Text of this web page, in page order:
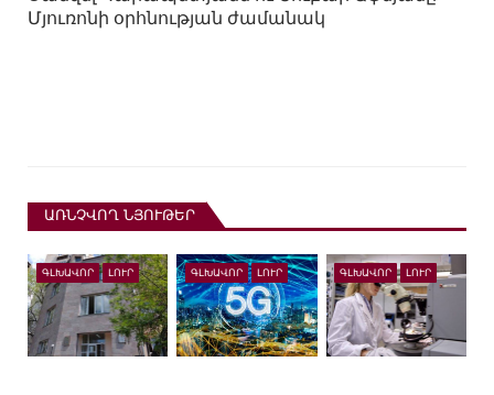
Մյուռոնի օրհնության ժամանակ
ԱՌՆՉՎՈՂ ՆՅՈՒԹԵՐ
ԳԼԽԱՎՈՐ ԼՈՒՐ ԳԼԽԱՎՈՐ ԼՈՒՐ ԳԼԽԱՎՈՐ ԼՈՒՐ